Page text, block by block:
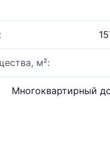
м²:
Многоквартирный